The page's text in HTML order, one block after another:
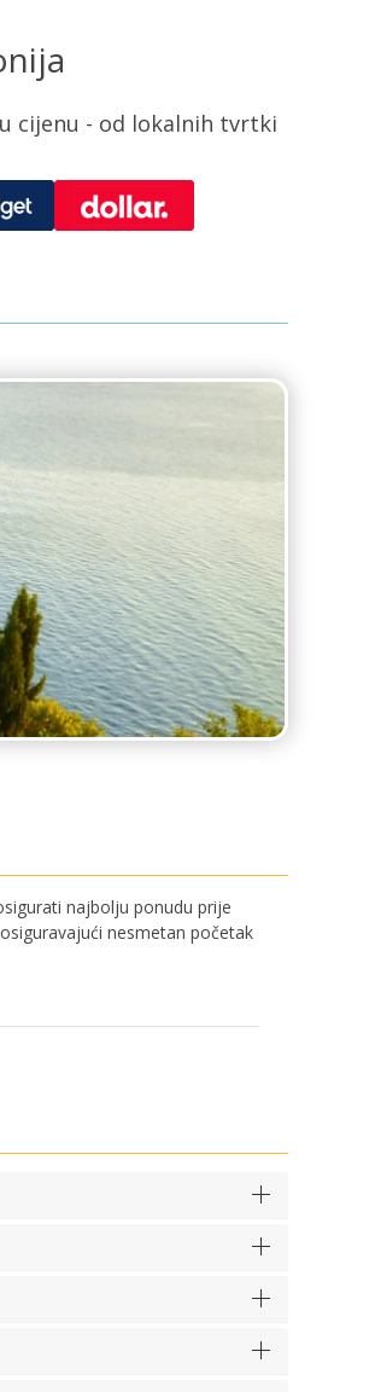
cijenu - od lokalnih tvrtki
najbolju ponudu prije
nesmetan početak